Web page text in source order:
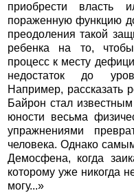
приобрести власть
пораженную функцию
преодоления такой
ребенка на то, чтобы
процесс к месту
недостаток до
Например, рассказать
Байрон стал
юности весьма
упражнениями
человека. Однако
Демосфена, когда
которому уже никогда
могу...»